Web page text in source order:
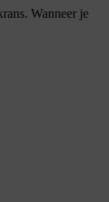
Wanneer je